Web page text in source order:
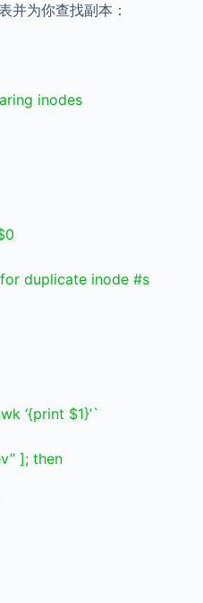
并为你查找副本：
inodes
duplicate inode #s
‘{print $1}’`
]; then